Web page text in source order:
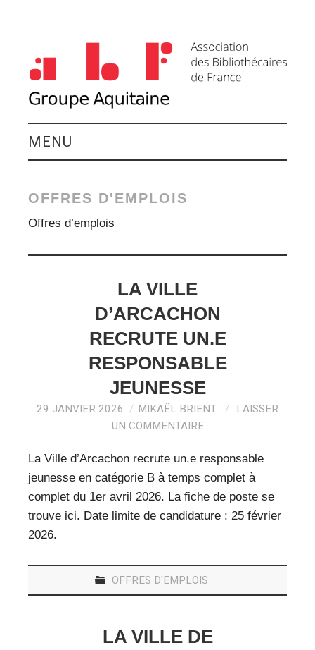
MENU
VEILLE PRO
RESSOURCES
OFFRES D’EMPLOIS
OFFRES D'EMPLOIS
Offres d’emplois
LA VILLE
D’ARCACHON
RECRUTE UN.E
RESPONSABLE
JEUNESSE
29 JANVIER 2026 MIKAËL BRIENT
LAISSER
UN COMMENTAIRE
La Ville d’Arcachon recrute un.e responsable
jeunesse en catégorie B à temps complet à
complet du 1er avril 2026. La fiche de poste se
trouve ici. Date limite de candidature : 25 février
2026.
OFFRES D'EMPLOIS
LA VILLE DE